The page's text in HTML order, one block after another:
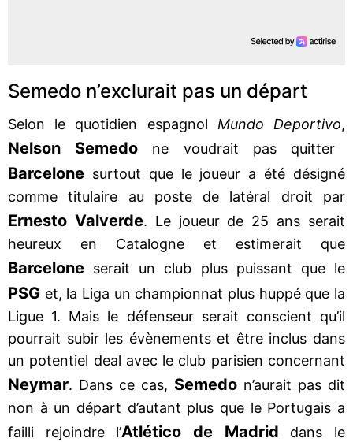
Semedo n’exclurait pas un départ
Selon le quotidien espagnol Mundo Deportivo,
Nelson Semedo ne voudrait pas quitter
Barcelone surtout que le joueur a été désigné
comme titulaire au poste de latéral droit par
Ernesto Valverde. Le joueur de 25 ans serait
heureux en Catalogne et estimerait que
Barcelone serait un club plus puissant que le
PSG et, la Liga un championnat plus huppé que la
Ligue 1. Mais le défenseur serait conscient qu’il
pourrait subir les évènements et être inclus dans
un potentiel deal avec le club parisien concernant
Neymar. Dans ce cas, Semedo n’aurait pas dit
non à un départ d’autant plus que le Portugais a
failli rejoindre l’Atlético de Madrid dans le